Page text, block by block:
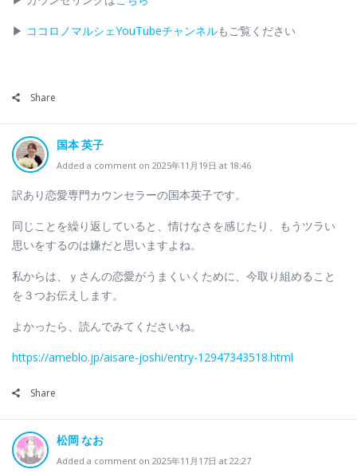
▶︎ ココロノマルシェYouTubeチャンネルもご覧ください
Share
国本 英子
Added a comment on 2025年11月19日 at 18:46
訳あり恋愛専門カウンセラーの国本英子です。
同じことを繰り返していると、情けなさを感じたり、もうツラい
思いをするのは嫌だと思いますよね。
私からは、ｙさんの恋愛がうまくいくために、今取り組めること
を３つお伝えします。
よかったら、読んでみてくださいね。
https://ameblo.jp/aisare-joshi/entry-12947343518.html
Share
松岡 なお
Added a comment on 2025年11月17日 at 22:27